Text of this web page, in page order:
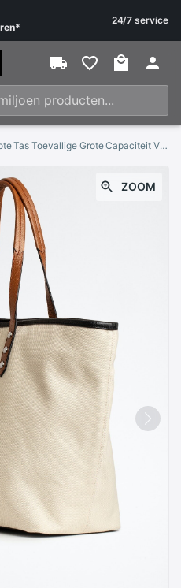
*
24/7 service
Vrouwen Letters Print Tote Tas Toevallige Grote Capaciteit Vleugels Decoratie Mode Handtas Boodschappentas Met Rits
ZOOM